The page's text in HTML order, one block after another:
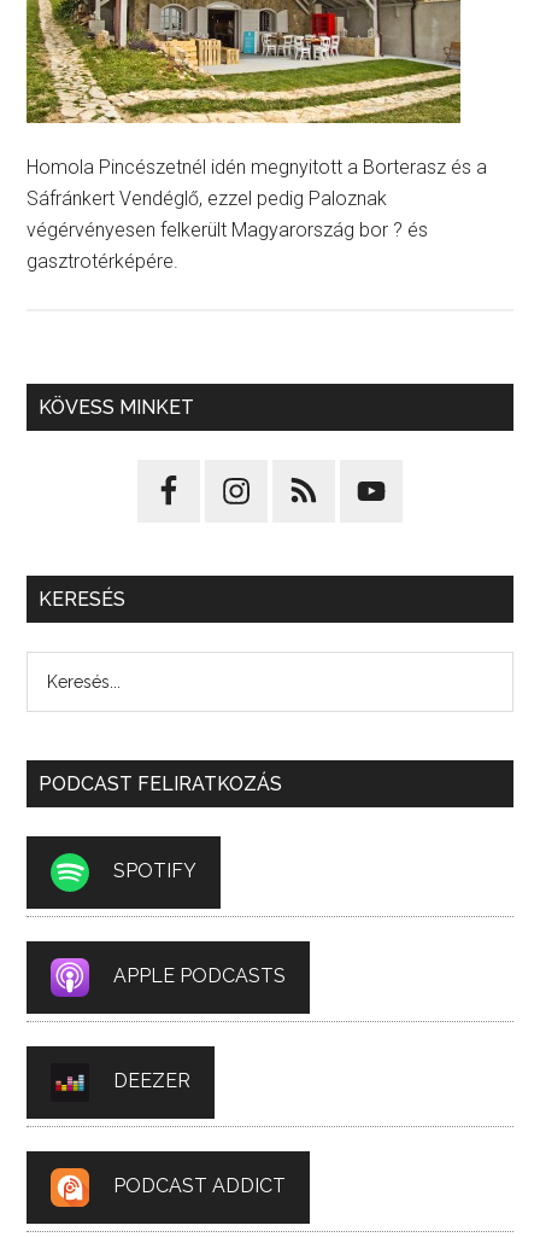
Homola Pincészetnél idén megnyitott a Borterasz és a
Sáfránkert Vendéglő, ezzel pedig Paloznak
végérvényesen felkerült Magyarország bor ? és
gasztrotérképére.
KÖVESS MINKET
KERESÉS
PODCAST FELIRATKOZÁS
SPOTIFY
APPLE PODCASTS
DEEZER
PODCAST ADDICT